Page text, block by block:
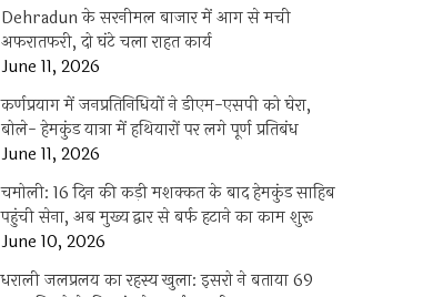
Dehradun के सरनीमल बाजार में आग से मची
अफरातफरी, दो घंटे चला राहत कार्य
June 11, 2026
कर्णप्रयाग में जनप्रतिनिधियों ने डीएम-एसपी को घेरा,
बोले- हेमकुंड यात्रा में हथियारों पर लगे पूर्ण प्रतिबंध
June 11, 2026
चमोली: 16 दिन की कड़ी मशक्कत के बाद हेमकुंड साहिब
पहुंची सेना, अब मुख्य द्वार से बर्फ हटाने का काम शुरू
June 10, 2026
धराली जलप्रलय का रहस्य खुला: इसरो ने बताया 69